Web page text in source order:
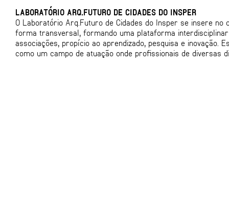
LABORATÓRIO ARQ.FUTURO DE CIDADES DO INSPER
O Laboratório Arq.Futuro de Cidades do Insper se insere
forma transversal, formando uma plataforma
associações, propício ao aprendizado, pesquisa e inovação.
como um campo de atuação onde profissionais de diversas